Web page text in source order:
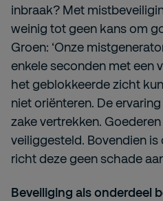
inbraak? Met
weinig tot geen kans om
Groen: ‘Onze
enkele seconden met een
het geblokkeerde zicht
niet oriënteren. De
zake vertrekken.
veiliggesteld. Bovendien
richt deze geen schade
Beveiliging als onderdeel